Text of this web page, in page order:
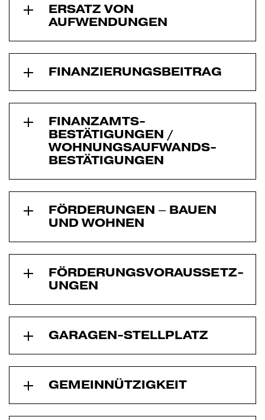
ERSATZ VON
AUFWENDUNGEN
FINANZIERUNG­SBEITRAG
FINANZAMTS­
BESTÄTIGUNGEN /
WOHNUNGS­AUFWANDS­
BESTÄTIGUNGEN
FÖRDERUNGEN – BAUEN
UND WOHNEN
FÖRDERUNGS­VORAUSSETZ­
UNGEN
GARAGEN-STELLPLATZ
GEMEINNÜTZ­IGKEIT